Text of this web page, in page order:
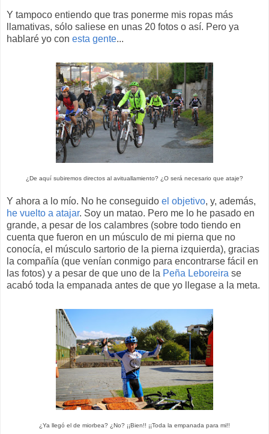
Y tampoco entiendo que tras ponerme mis ropas más
llamativas, sólo saliese en unas 20 fotos o así. Pero ya
hablaré yo con esta gente...
¿De aquí subiremos directos al avituallamiento? ¿O será necesario que ataje?
Y ahora a lo mío. No he conseguido el objetivo, y, además,
he vuelto a atajar. Soy un matao. Pero me lo he pasado en
grande, a pesar de los calambres (sobre todo tiendo en
cuenta que fueron en un músculo de mi pierna que no
conocía, el músculo sartorio de la pierna izquierda), gracias
la compañía (que venían conmigo para encontrarse fácil en
las fotos) y a pesar de que uno de la Peña Leboreira se
acabó toda la empanada antes de que yo llegase a la meta.
¿Ya llegó el de miorbea? ¿No? ¡¡Bien!! ¡¡Toda la empanada para mi!!